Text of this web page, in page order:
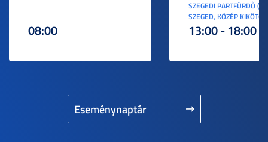
Eseménynaptár
08:00
SZEGEDI PARTFÜRDŐ
SZEGED, KÖZÉP KIKÖTŐ
13:00 - 18:00